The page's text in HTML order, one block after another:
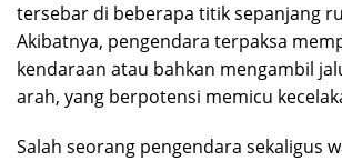
tersebar di beberapa titik sepanjang
Akibatnya, pengendara terpaksa
kendaraan atau bahkan mengambil
arah, yang berpotensi memicu
Salah seorang pengendara sekaligus